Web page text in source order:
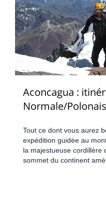
Aconcagua :
Normale/
Tout ce dont vous aurez
expédition guidée au
la majestueuse cordillère
sommet du continent